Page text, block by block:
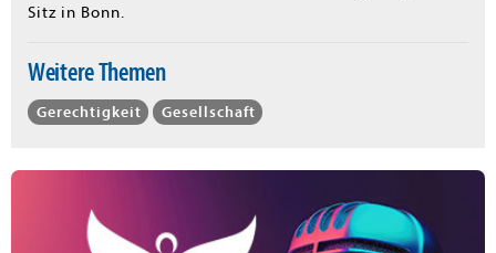
Sitz in Bonn.
Weitere Themen
Gerechtigkeit Gesellschaft